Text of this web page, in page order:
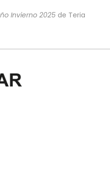
Invierno 2025 de Teria